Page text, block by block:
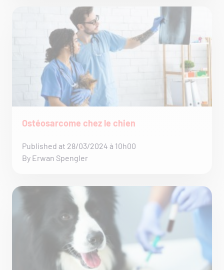
Ostéosarcome chez le chien
Published at 28/03/2024 à 10h00
By Erwan Spengler